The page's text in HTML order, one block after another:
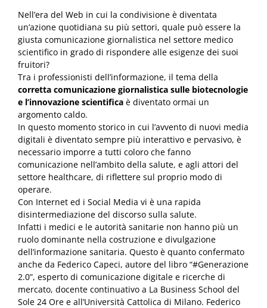
Nell’era del Web in cui la condivisione è diventata
un’azione quotidiana su più settori, quale può essere la
giusta comunicazione giornalistica nel settore medico
scientifico in grado di rispondere alle esigenze dei suoi
fruitori?
Tra i professionisti dell’informazione, il tema della
corretta comunicazione giornalistica sulle biotecnologie
e l’innovazione scientifica è diventato ormai un
argomento caldo.
In questo momento storico in cui l’avvento di nuovi media
digitali è diventato sempre più interattivo e pervasivo, è
necessario imporre a tutti coloro che fanno
comunicazione nell’ambito della salute, e agli attori del
settore healthcare, di riflettere sul proprio modo di
operare.
Con Internet ed i Social Media vi è una rapida
disintermediazione del discorso sulla salute.
Infatti i medici e le autorità sanitarie non hanno più un
ruolo dominante nella costruzione e divulgazione
dell’informazione sanitaria. Questo è quanto confermato
anche da Federico Capeci, autore del libro “#Generazione
2.0”, esperto di comunicazione digitale e ricerche di
mercato, docente continuativo a La Business School del
Sole 24 Ore e all’Università Cattolica di Milano. Federico